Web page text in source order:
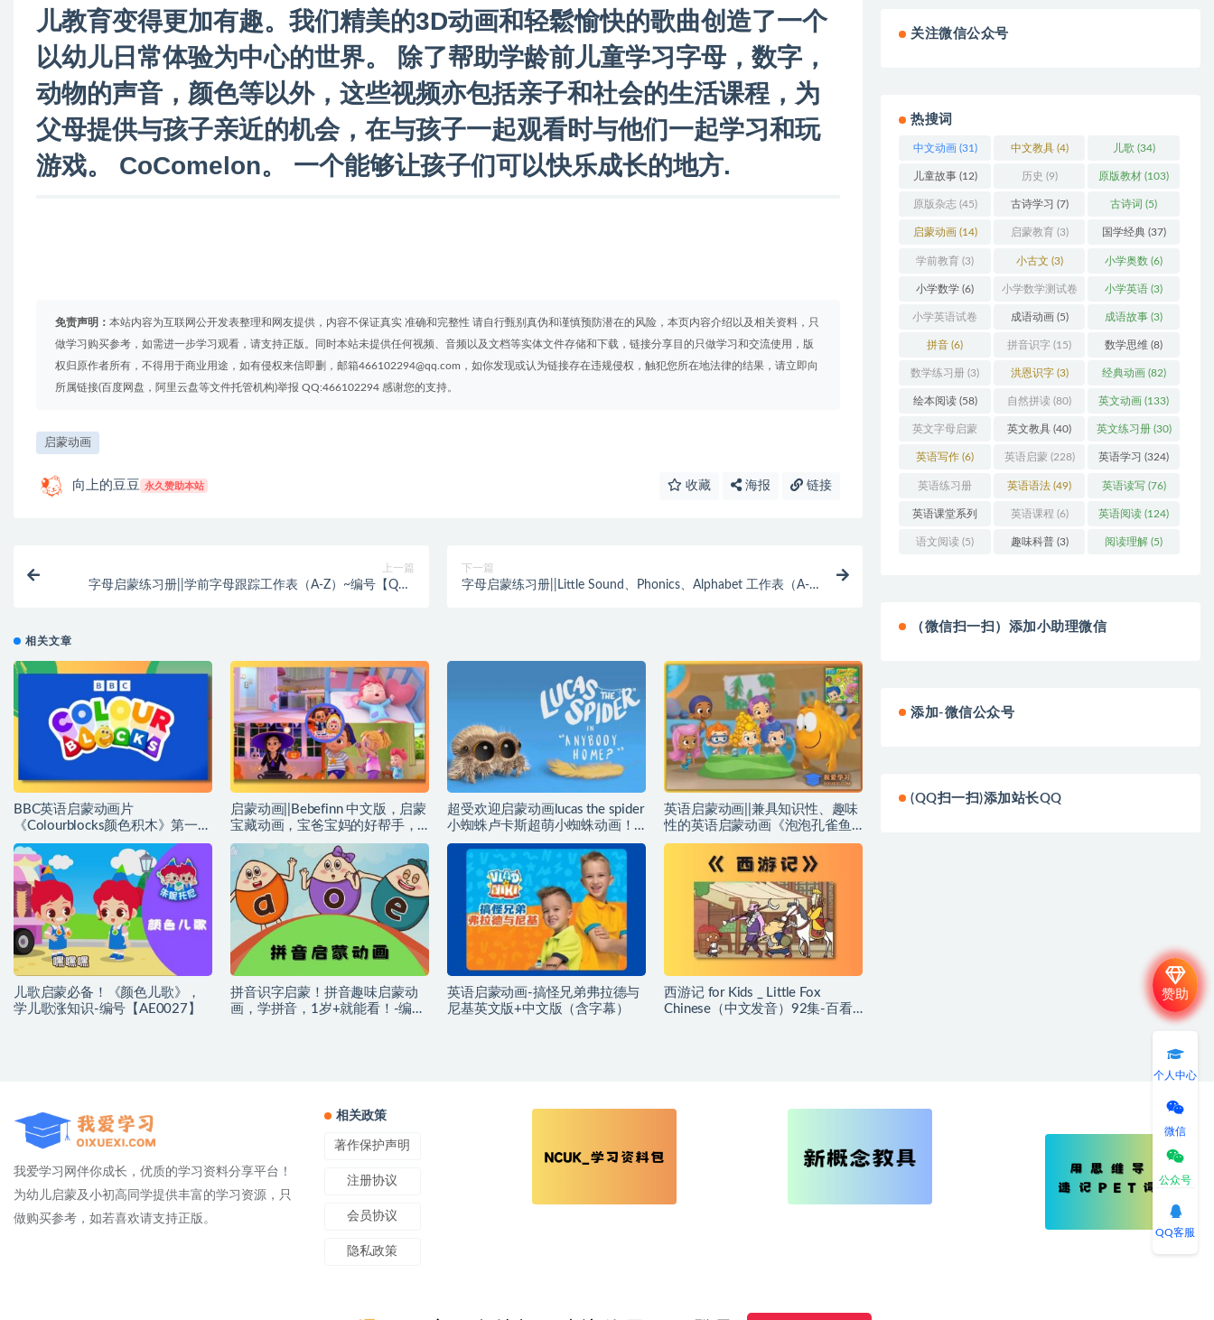
儿教育变得更加有趣。我们精美的3D动画和轻鬆愉快的歌曲创造了一个
以幼儿日常体验为中心的世界。 除了帮助学龄前儿童学习字母，数字，
动物的声音，颜色等以外，这些视频亦包括亲子和社会的生活课程，为
父母提供与孩子亲近的机会，在与孩子一起观看时与他们一起学习和玩
游戏。 CoComelon。 一个能够让孩子们可以快乐成长的地方.
免责声明： 本站内容为互联网公开发表整理和网友提供，内容不保证真实 准确和完整性 请自行甄别真伪和谨慎预防潜在的风险，本页内容介绍以及相关资料，只
做学习购买参考，如需进一步学习观看，请支持正版。同时本站未提供任何视频、音频以及文档等实体文件存储和下载，链接分享目的只做学习和交流使用，版
权归原作者所有，不得用于商业用途，如有侵权来信即删，邮箱466102294@qq.com，如你发现或认为链接存在违规侵权，触犯您所在地法律的结果，请立即向
所属链接(百度网盘，阿里云盘等文件托管机构)举报 QQ:466102294 感谢您的支持。
启蒙动画
向上的豆豆 永久赞助本站 收藏 海报 链接
上一篇
字母启蒙练习册||学前字母跟踪工作表（A-Z）~编号【QM-
下一篇
字母启蒙练习册||Little Sound、Phonics、Alphabet 工作表（A-
相关文章
BBC英语启蒙动画片
《Colourblocks颜色积木》第一季
+第二季，原版无水印，帮助孩子
们以一种新的方式看待和理解颜
色~编号[【EE0119】
启蒙动画||Bebefinn 中文版，启蒙
宝藏动画，宝爸宝妈的好帮手，
深受2-6岁孩子喜欢，看了就停不
下来~编号【FF0024】
超受欢迎启蒙动画lucas the spider
小蜘蛛卢卡斯超萌小蜘蛛动画！
孩子大人都喜欢​–编号
【EE0056】
英语启蒙动画||兼具知识性、趣味
性的英语启蒙动画《泡泡孔雀鱼
Bubble Guppies 》英文版1-4季，
中文版：1-5季，适合学龄前儿童
~编号【EE0113】
儿歌启蒙必备！《颜色儿歌》，
学儿歌涨知识-编号【AE0027】
拼音识字启蒙！拼音趣味启蒙动
画，学拼音，1岁+就能看！-编号
英语启蒙动画-搞怪兄弟弗拉德与
尼基英文版+中文版（含字幕）
西游记 for Kids _ Little Fox
Chinese（中文发音）92集-百看
关注微信公众号
热搜词
中文动画(31) 中文教具(4) 儿歌 (34)
儿童故事(12) 历史 (9) 原版教材 (103)
原版杂志(45) 古诗学习 (7) 古诗词 (5)
启蒙动画 (14) 启蒙教育 (3) 国学经典(37)
学前教育 (3) 小古文 (3) 小学奥数 (6)
小学数学 (6) 小学数学测试卷
(5)
小学英语 (3)
小学英语试卷
(3)
成语动画(5) 成语故事 (3)
拼音 (6) 拼音识字 (15) 数学思维 (8)
数学练习册 (3) 洪恩识字(3) 经典动画(82)
绘本阅读(58) 自然拼读 (80) 英文动画 (133)
英文字母启蒙
(48)
英文教具 (40) 英文练习册(30)
英语写作 (6) 英语启蒙 (228) 英语学习 (324)
英语练习册
(108)
英语语法 (49) 英语读写(76)
英语课堂系列
(3)
英语课程 (6) 英语阅读 (124)
语文阅读 (5) 趣味科普(3) 阅读理解 (5)
（微信扫一扫）添加小助理微信
添加-微信公众号
(QQ扫一扫)添加站长QQ
我爱学习网伴你成长，优质的学习资料分享平台！
为幼儿启蒙及小初高同学提供丰富的学习资源，只
做购买参考，如若喜欢请支持正版。
相关政策
著作保护声明
注册协议
会员协议
隐私政策
赞助
个人中心
微信
公众号
QQ客服